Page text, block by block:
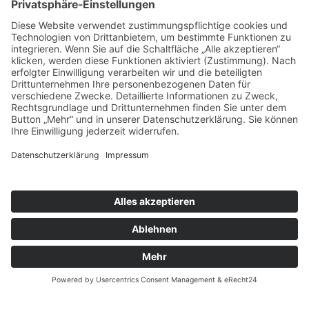
TEGERNSEE
Nördliche Hauptstraße 20
83700 Rottach-Egern
Tel. 08022 6630055
news@schuhkonzept.de
Öffnungszeiten
BERLIN
TEGERNSEERottach-Egern
Donnerstag - Freitag 11 - 18 Uhr
Samstag 11 - 16 Uhr